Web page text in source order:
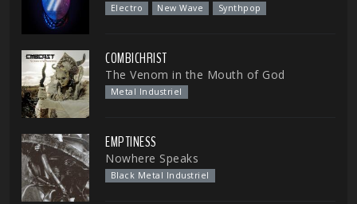
Electro New Wave Synthpop
COMBICHRIST
The Venom in the Mouth of God
Metal Industriel
EMPTINESS
Nowhere Speaks
Black Metal Industriel